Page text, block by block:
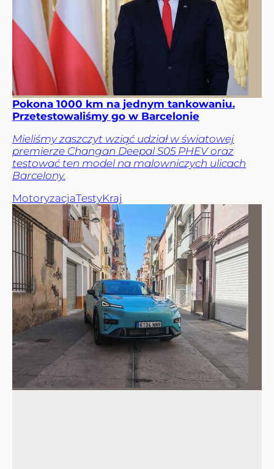
Pokona 1000 km na jednym tankowaniu.
Przetestowaliśmy go w Barcelonie
Mieliśmy zaszczyt wziąć udział w światowej
premierze Changan Deepal S05 PHEV oraz
testować ten model na malowniczych ulicach
Barcelony.
MotoryzacjaTestyKraj